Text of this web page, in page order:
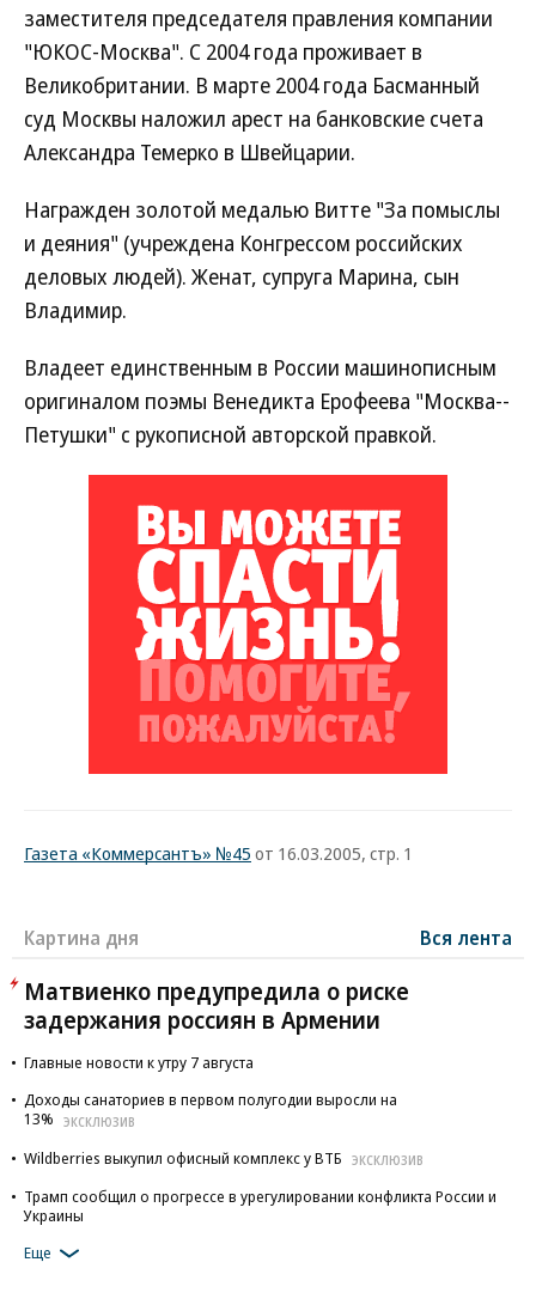
заместителя председателя правления компании
"ЮКОС-Москва". С 2004 года проживает в
Великобритании. В марте 2004 года Басманный
суд Москвы наложил арест на банковские счета
Александра Темерко в Швейцарии.
Награжден золотой медалью Витте "За помыслы
и деяния" (учреждена Конгрессом российских
деловых людей). Женат, супруга Марина, сын
Владимир.
Владеет единственным в России машинописным
оригиналом поэмы Венедикта Ерофеева "Москва--
Петушки" с рукописной авторской правкой.
Газета «Коммерсантъ» №45 от 16.03.2005, стр. 1
Картина дня Вся лента
Матвиенко предупредила о риске
задержания россиян в Армении
Главные новости к утру 7 августа
Доходы санаториев в первом полугодии выросли на
13%
ЭКСКЛЮЗИВ
Wildberries выкупил офисный комплекс у ВТБ ЭКСКЛЮЗИВ
Трамп сообщил о прогрессе в урегулировании конфликта России и
Украины
Еще